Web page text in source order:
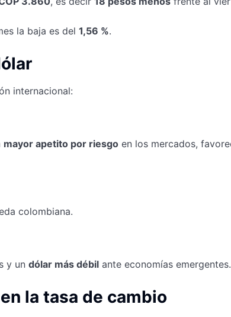
la baja es del 1,56 %.
internacional:
mayor apetito por riesgo en los mercados,
colombiana.
y un dólar más débil ante economías emergentes.
la tasa de cambio